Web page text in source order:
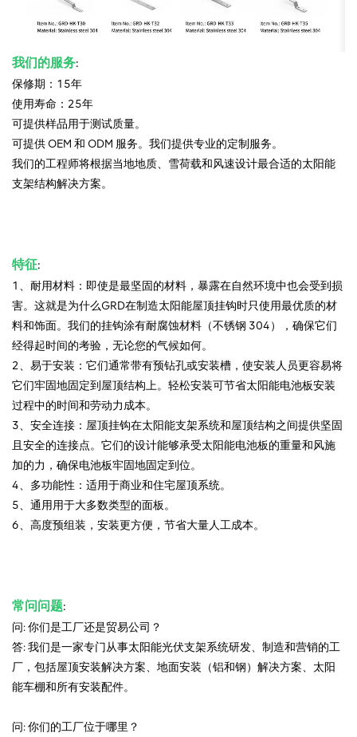
我们的服务:
保修期：15年
使用寿命：25年
可提供样品用于测试质量。
可提供 OEM 和 ODM 服务。我们提供专业的定制服务。
我们的工程师将根据当地地质、雪荷载和风速设计最合适的太阳能
支架结构解决方案。
特征:
1、耐用材料：即使是最坚固的材料，暴露在自然环境中也会受到损
害。这就是为什么GRD在制造太阳能屋顶挂钩时只使用最优质的材
料和饰面。我们的挂钩涂有耐腐蚀材料（不锈钢 304），确保它们
经得起时间的考验，无论您的气候如何。
2、易于安装：它们通常带有预钻孔或安装槽，使安装人员更容易将
它们牢固地固定到屋顶结构上。轻松安装可节省太阳能电池板安装
过程中的时间和劳动力成本。
3、安全连接：屋顶挂钩在太阳能支架系统和屋顶结构之间提供坚固
且安全的连接点。它们的设计能够承受太阳能电池板的重量和风施
加的力，确保电池板牢固地固定到位。
4、多功能性：适用于商业和住宅屋顶系统。
5、通用用于大多数类型的面板。
6、高度预组装，安装更方便，节省大量人工成本。
常问问题:
问: 你们是工厂还是贸易公司？
答: 我们是一家专门从事太阳能光伏支架系统研发、制造和营销的工
厂，包括屋顶安装解决方案、地面安装（铝和钢）解决方案、太阳
能车棚和所有安装配件。
问: 你们的工厂位于哪里？